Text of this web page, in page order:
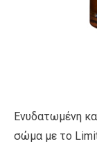
Ενυδατωμένη
σώμα με το